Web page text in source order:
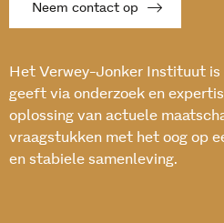
Neem contact op
Het Verwey-Jonker Instituut is
geeft via onderzoek en
oplossing van actuele
vraagstukken met het oog op
en stabiele samenleving.